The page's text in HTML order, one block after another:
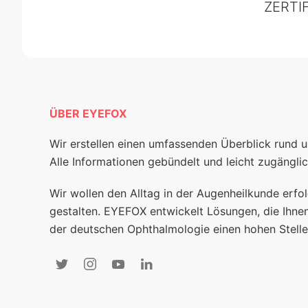
ÜBER EYEFOX
Wir erstellen einen umfassenden Überblick rund
Alle Informationen gebündelt und leicht
Wir wollen den Alltag in der Augenheilkunde
gestalten. EYEFOX entwickelt Lösungen, die
der deutschen Ophthalmologie einen hohen